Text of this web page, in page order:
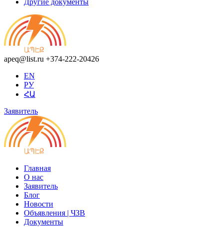
Другие документы
apeq@list.ru +374-222-20426
EN
РУ
ՀԱ
Заявитель
Главная
О нас
Заявитель
Блог
Новости
Объявления | ЧЗВ
Документы